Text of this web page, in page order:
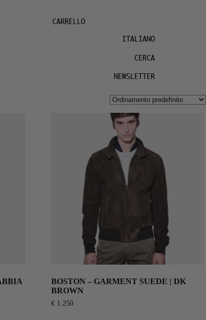
CARRELLO
ITALIANO
CERCA
NEWSLETTER
BOSTON – GARMENT SUEDE | DK
BROWN
€ 1.250